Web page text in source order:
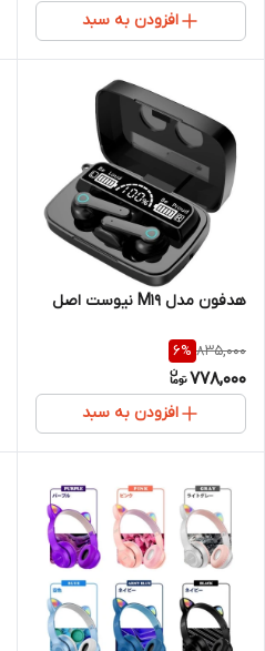
افزودن به سبد
هدفون مدل M19 نیوست اصل
835,000
6%
778,000
افزودن به سبد